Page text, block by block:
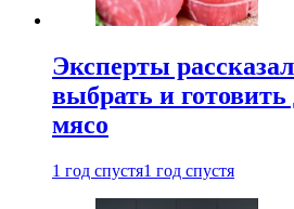
Эксперты
выбрать и готовить
мясо
1 год спустя1 год спустя